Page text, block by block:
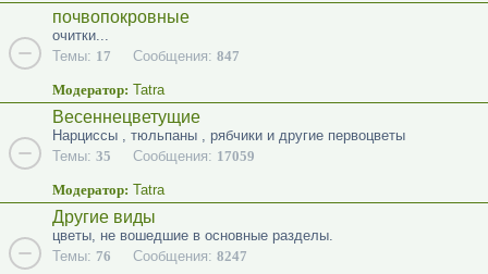
почвопокровные
очитки...
Темы: 17 Сообщения: 847
Модератор: Tatra
Весеннецветущие
Нарциссы , тюльпаны , рябчики и другие первоцветы
Темы: 35 Сообщения: 17059
Модератор: Tatra
Другие виды
цветы, не вошедшие в основные разделы.
Темы: 76 Сообщения: 8247